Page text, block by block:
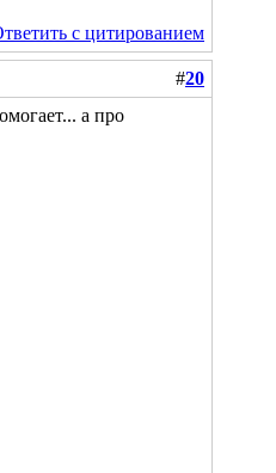
#20
а про